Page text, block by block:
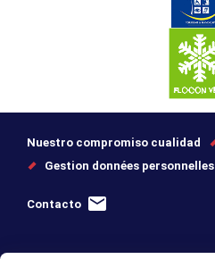
Nuestro compromiso cualidad
Gestion données personnelles
Contacto